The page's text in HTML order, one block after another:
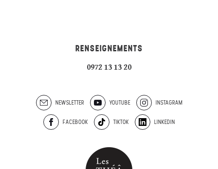
RENSEIGNEMENTS
0972 13 13 20
NEWSLETTER YOUTUBE INSTAGRAM
FACEBOOK TIKTOK LINKEDIN